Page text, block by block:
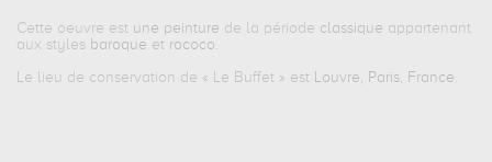
Cette oeuvre est une peinture de la période classique appartenant
aux styles baroque et rococo.
Le lieu de conservation de « Le Buffet » est Louvre, Paris, France.